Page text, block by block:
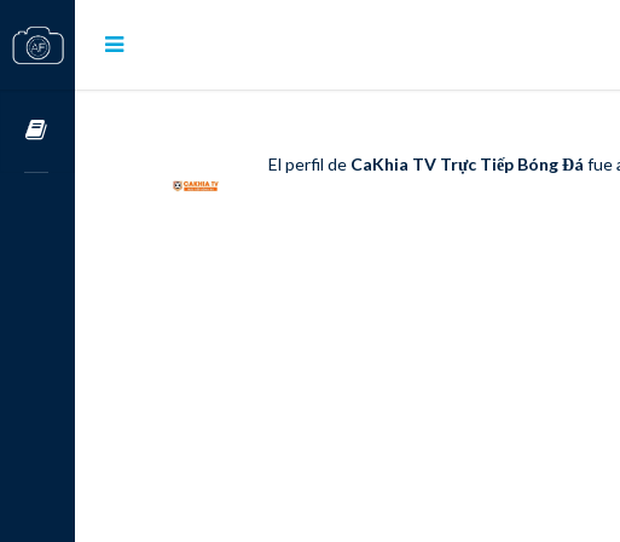
El perfil de CaKhia TV Trực Tiếp Bóng Đá fue